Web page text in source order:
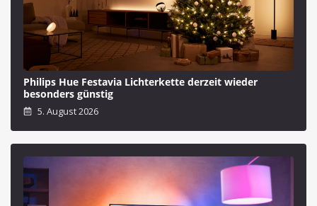
Philips Hue Festavia Lichterkette derzeit wieder
besonders günstig
5. August 2026